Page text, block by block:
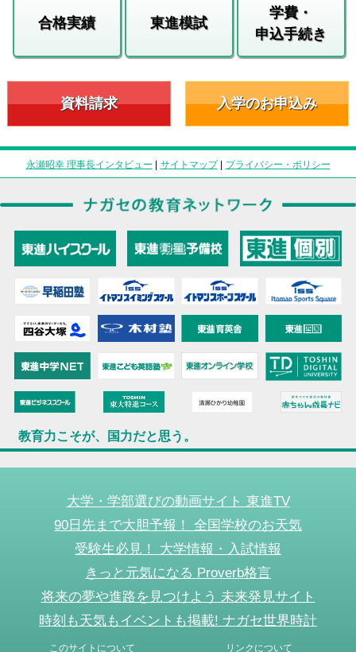
合格実績 東進模試
学費・
申込手続き
資料請求 入学のお申込み
永瀬昭幸 理事長インタビュー | サイトマップ| プライバシー・ポリシー
教育力こそが、国力だと思う。
大学・学部選びの動画サイト 東進TV
90日先まで大胆予報！ 全国学校のお天気
受験生必見！ 大学情報・入試情報
きっと元気になる Proverb格言
将来の夢や進路を見つけよう 未来発見サイト
時刻も天気もイベントも掲載! ナガセ世界時計
このサイトについて リンクについて